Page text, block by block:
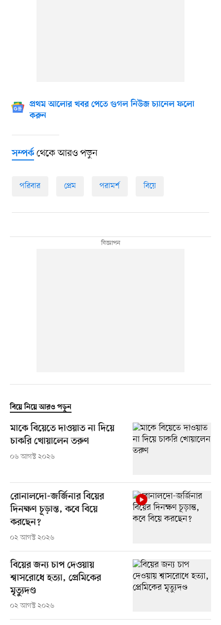
প্রথম আলোর খবর পেতে গুগল নিউজ চ্যানেল ফলো
করুন
সম্পর্কথেকে আরও পড়ুন
পরিবার প্রেম পরামর্শ বিয়ে
বিয়ে নিয়ে আরও পড়ুন
মাকে বিয়েতে দাওয়াত না দিয়ে
চাকরি খোয়ালেন তরুণ
০৬ আগস্ট ২০২৬
রোনালদো-জর্জিনার বিয়ের
দিনক্ষণ চূড়ান্ত, কবে বিয়ে
করছেন?
০২ আগস্ট ২০২৬
বিয়ের জন্য চাপ দেওয়ায়
শ্বাসরোধে হত্যা, প্রেমিকের
মৃত্যুদণ্ড
০২ আগস্ট ২০২৬